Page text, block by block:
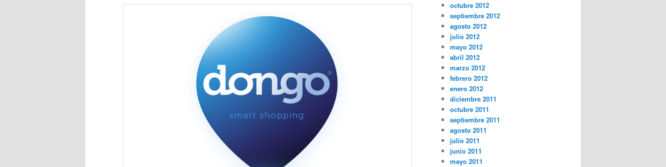
octubre 2012
septiembre 2012
agosto 2012
julio 2012
mayo 2012
abril 2012
marzo 2012
febrero 2012
enero 2012
diciembre 2011
octubre 2011
septiembre 2011
agosto 2011
julio 2011
junio 2011
mayo 2011